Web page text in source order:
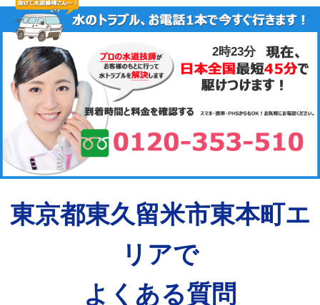
2時23分
東京都東久留米市東本町エ
リアで
よくある質問